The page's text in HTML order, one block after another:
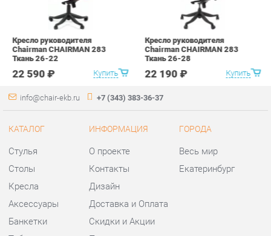
info@chair-ekb.ru
Стулья
Столы
Банкетки
Пуфы
Мини-Диваны
Комплектующие
Контакты
Скидки и Акции
Гарантия
Помощь
Весь мир
Екатеринбург
КОНТАКТЫ